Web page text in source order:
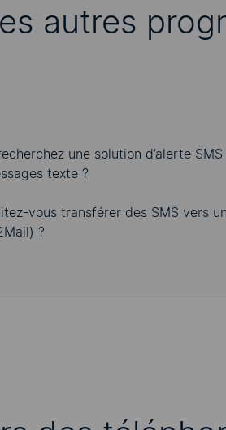
autres
une solution d’alerte SMS
texte ?
vous transférer des SMS vers
?